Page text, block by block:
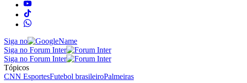
Siga no
Siga no Forum Inter
Siga no Forum Inter
Tópicos
CNN EsportesFutebol brasileiroPalmeiras